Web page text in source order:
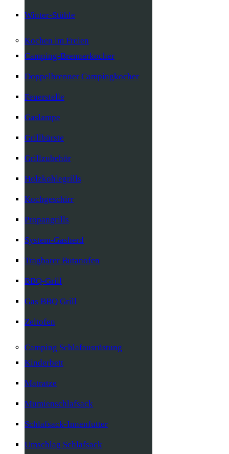
Winter-Stühle
Kochen im Freien
Camping-Brennerkocher
Doppelbrenner Campingkocher
Feuerstelle
Gaslampe
Grillbürste
Grillzubehör
Holzkohlegrills
Kochgeschirr
Propangrills
System-Gasherd
Tragbarer Butanofen
BBQ-Grill
Gas BBQ Grill
Zeltofen
Camping Schlafausrüstung
Kinderbett
Matratze
Mumienschlafsack
Schlafsack-Innenfutter
Umschlag Schlafsack